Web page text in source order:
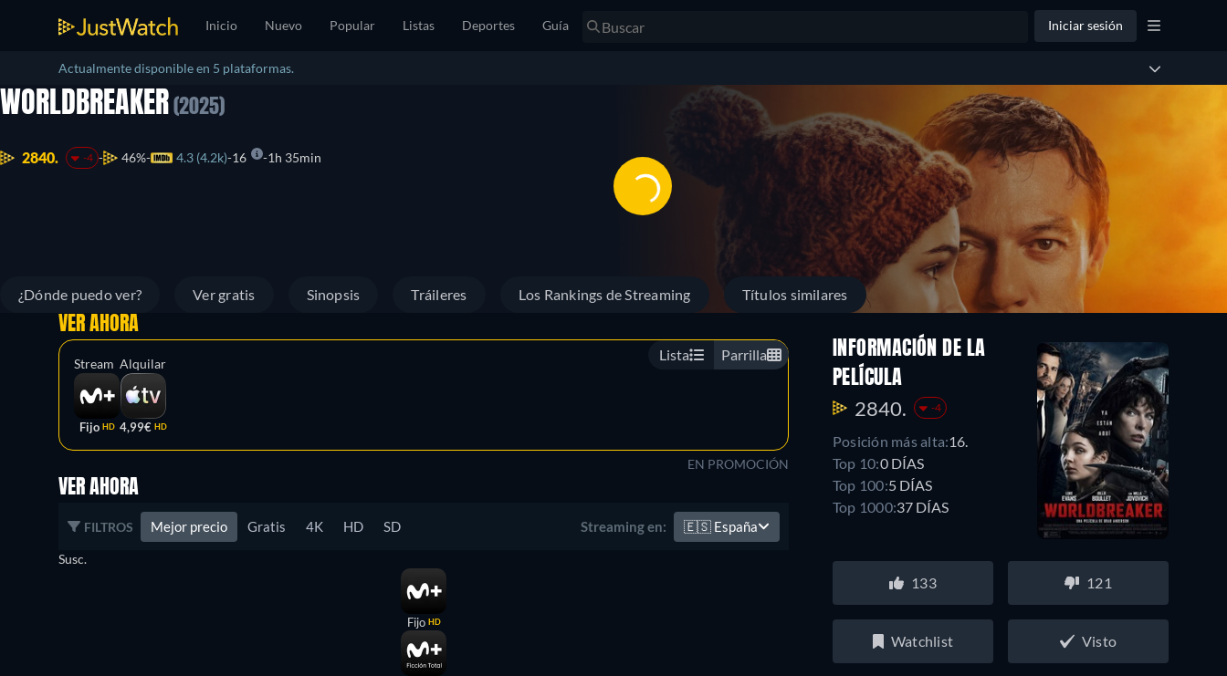
Inicio Nuevo Popular Listas Deportes Guía Iniciar sesión
Actualmente disponible en 5 plataformas.
WORLDBREAKER (2025)
2840. -4 46% 4.3 (4.2k) 16 1h 35min
¿Dónde puedo ver? Ver gratis Sinopsis Tráileres Los Rankings de Streaming Títulos similares
Lista Parrilla
VER AHORA
Stream
Fijo HD
Alquilar
4,99€ HD
EN PROMOCIÓN
VER AHORA
FILTROS Mejor precio Gratis 4K HD SD Streaming en: 🇪🇸 España
Susc.
Fijo HD
INFORMACIÓN DE LA
PELÍCULA
2840. -4
Posición más alta:16.
Top 10:0 DÍAS
Top 100:5 DÍAS
Top 1000:37 DÍAS
133 121
Watchlist Visto